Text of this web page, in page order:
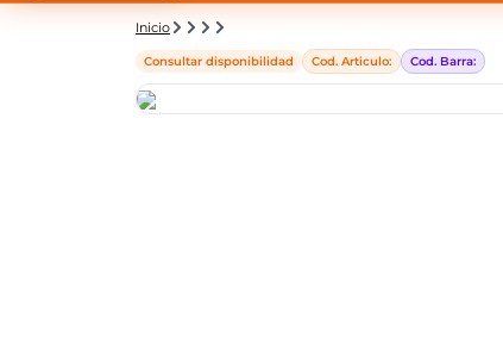
Detalle de producto
Inicio
Consultar disponibilidad Cod. Articulo: Cod. Barra: